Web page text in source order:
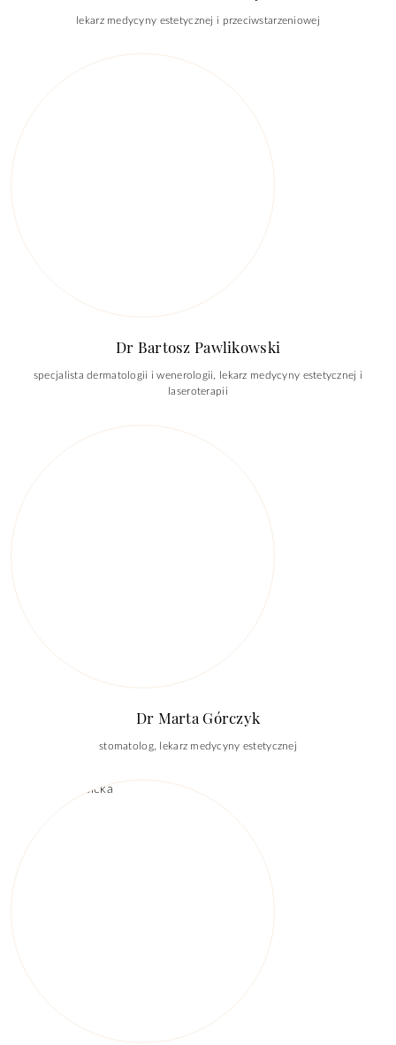
lekarz medycyny estetycznej i przeciwstarzeniowej
Dr Bartosz Pawlikowski
specjalista dermatologii i wenerologii, lekarz medycyny estetycznej i
laseroterapii
Dr Marta Górczyk
stomatolog, lekarz medycyny estetycznej